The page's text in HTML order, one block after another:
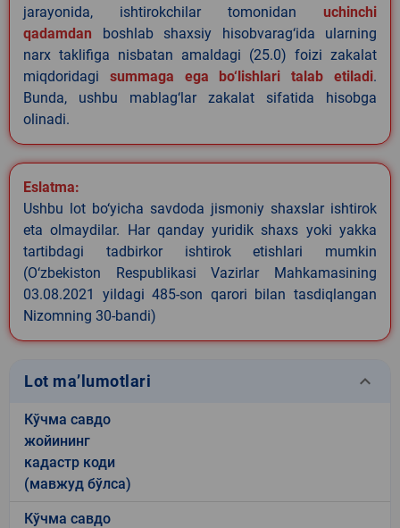
jarayonida, ishtirokchilar tomonidan uchinchi
qadamdan boshlab shaxsiy hisobvarag‘ida ularning
narx taklifiga nisbatan amaldagi (25.0) foizi zakalat
miqdoridagi summaga ega bo‘lishlari talab etiladi.
Bunda, ushbu mablag‘lar zakalat sifatida hisobga
olinadi.
Eslatma:
Ushbu lot bo‘yicha savdoda jismoniy shaxslar ishtirok
eta olmaydilar. Har qanday yuridik shaxs yoki yakka
tartibdagi tadbirkor ishtirok etishlari mumkin
(O‘zbekiston Respublikasi Vazirlar Mahkamasining
03.08.2021 yildagi 485-son qarori bilan tasdiqlangan
Nizomning 30-bandi)
Lot ma’lumotlari keyboard_arrow_down
Кўчма савдо
жойининг
кадастр коди
(мавжуд бўлса)
Кўчма савдо